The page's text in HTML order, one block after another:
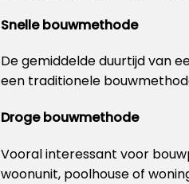
Snelle bouwmethode
De gemiddelde duurtijd van
een traditionele
Droge bouwmethode
Vooral interessant voor
woonunit, poolhouse of